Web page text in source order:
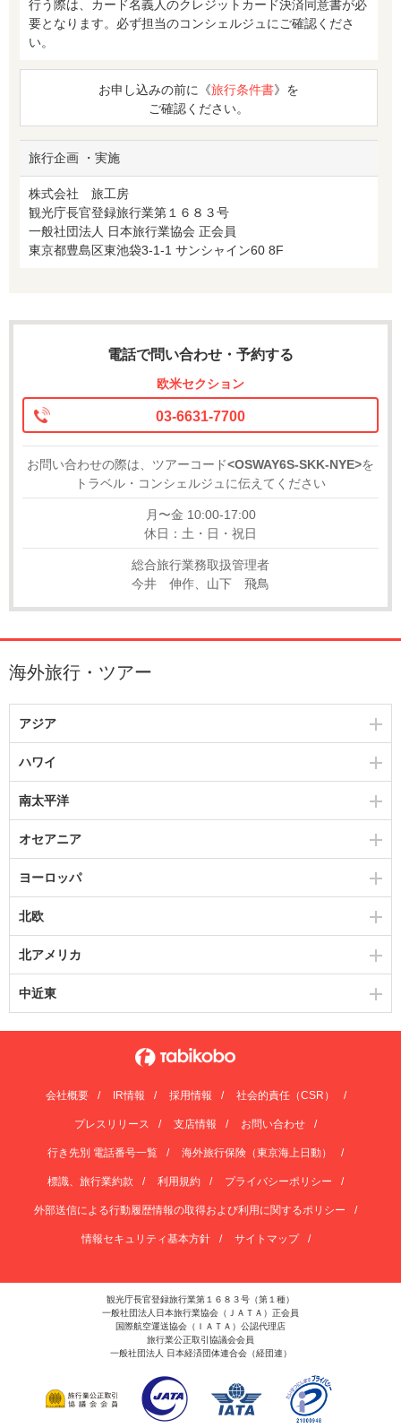
行う際は、カード名義人のクレジットカード決済同意書が必
要となります。必ず担当のコンシェルジュにご確認くださ
い。
お申し込みの前に《旅行条件書》を
ご確認ください。
旅行企画 ・実施
株式会社 旅工房
観光庁長官登録旅行業第１６８３号
一般社団法人 日本旅行業協会 正会員
東京都豊島区東池袋3-1-1 サンシャイン60 8F
電話で問い合わせ・予約する
欧米セクション
03-6631-7700
お問い合わせの際は、ツアーコード<OSWAY6S-SKK-NYE>を
トラベル・コンシェルジュに伝えてください
月〜金 10:00-17:00
休日：土・日・祝日
総合旅行業務取扱管理者
今井 伸作、山下 飛鳥
海外旅行・ツアー
アジア
ハワイ
南太平洋
オセアニア
ヨーロッパ
北欧
北アメリカ
中近東
会社概要 IR情報 採用情報 社会的責任（CSR）
プレスリリース 支店情報 お問い合わせ
行き先別 電話番号一覧 海外旅行保険（東京海上日動）
標識、旅行業約款 利用規約 プライバシーポリシー
外部送信による行動履歴情報の取得および利用に関するポリシー
情報セキュリティ基本方針 サイトマップ
観光庁長官登録旅行業第１６８３号（第１種）
一般社団法人日本旅行業協会（ＪＡＴＡ）正会員
国際航空運送協会（ＩＡＴＡ）公認代理店
旅行業公正取引協議会会員
一般社団法人 日本経済団体連合会（経団連）